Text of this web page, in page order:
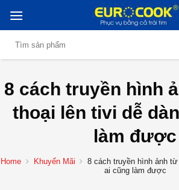
content
8 cách truyền hình
thoại lên tivi dễ
làm được
Home Khuyến Mãi
8 cách truyền hình ảnh
ai cũng làm được